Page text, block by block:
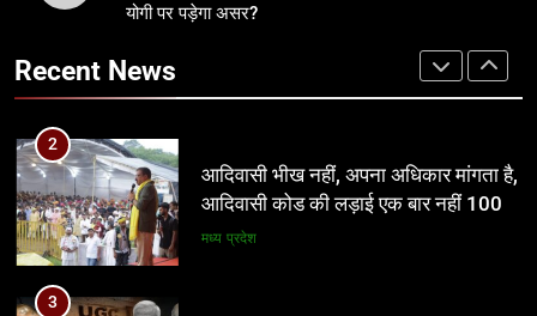
सबसे बड़ा सवाल—योगी पर पड़ेगा असर?
परिवारों की नजर सरकार पर
प्रमुख
5
योगी पर पड़ेगा असर?
Recent News
आदिवासी भीख नहीं, अपना अधिकार मांगता है,
आदिवासी कोड की लड़ाई एक बार नहीं 100
3
यूजीसी विवाद ने बढ़ाई भाजपा की मुश्किलें, अब
सबसे बड़ा सवाल—योगी पर पड़ेगा असर?
नई दिल्ली
4